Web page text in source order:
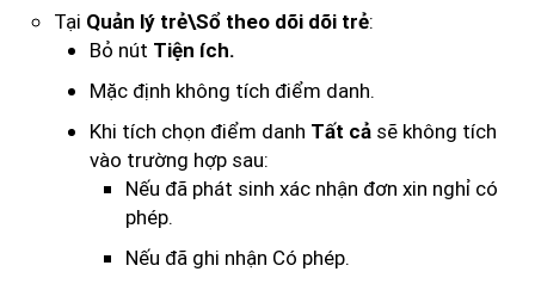
Tại Quản lý trẻ\Sổ theo dõi dõi trẻ:
Bỏ nút Tiện ích.
Mặc định không tích điểm danh.
Khi tích chọn điểm danh Tất cả sẽ không tích
vào trường hợp sau:
Nếu đã phát sinh xác nhận đơn xin nghỉ có
phép.
Nếu đã ghi nhận Có phép.